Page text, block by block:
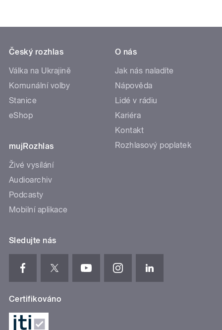
Český rozhlas
Válka na Ukrajině
Komunální volby
Stanice
eShop
mujRozhlas
Živé vysílání
Audioarchiv
Podcasty
Mobilní aplikace
O nás
Jak nás naladíte
Nápověda
Lidé v rádiu
Kariéra
Kontakt
Rozhlasový poplatek
Sledujte nás
Certifikováno